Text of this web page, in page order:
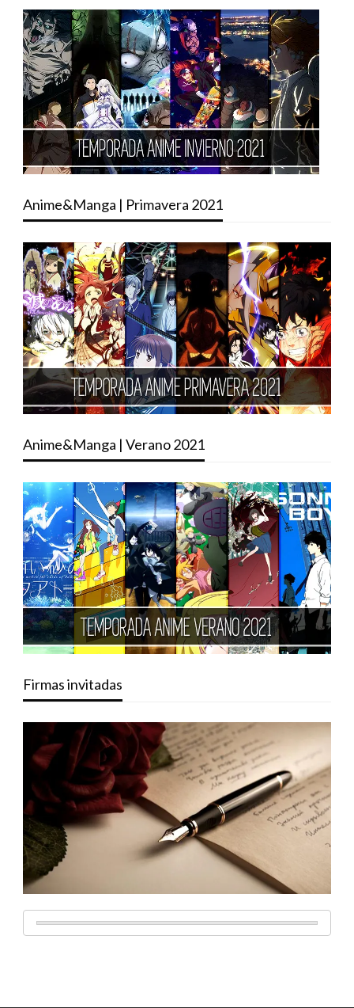
Anime&Manga | Primavera 2021
Anime&Manga | Verano 2021
Firmas invitadas